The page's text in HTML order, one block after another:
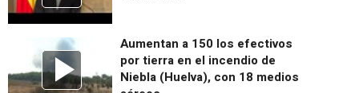
Aumentan a 150 los efectivos
por tierra en el incendio de
Niebla (Huelva), con 18 medios